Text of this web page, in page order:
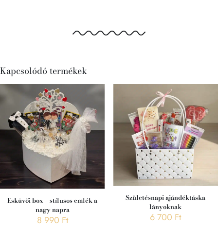
Kapcsolódó termékek
Esküvői box – stílusos emlék a
nagy napra
8 990 Ft
Születésnapi ajándéktáska
lányoknak
6 700 Ft